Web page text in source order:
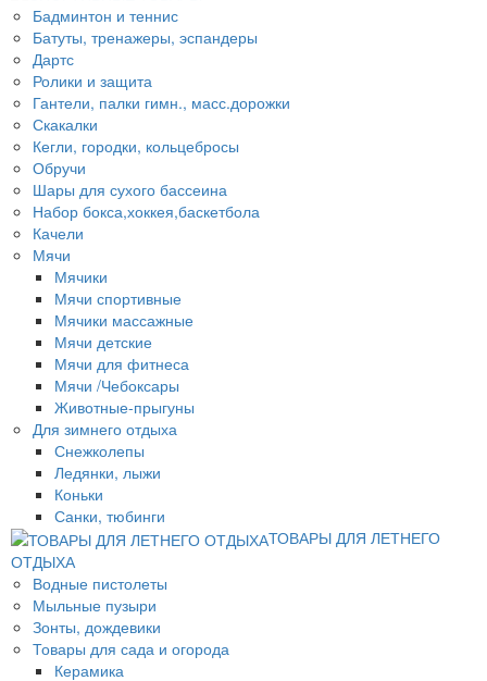
Бадминтон и теннис
Батуты, тренажеры, эспандеры
Дартс
Ролики и защита
Гантели, палки гимн., масс.дорожки
Скакалки
Кегли, городки, кольцебросы
Обручи
Шары для сухого бассеина
Набор бокса,хоккея,баскетбола
Качели
Мячи
Мячики
Мячи спортивные
Мячики массажные
Мячи детские
Мячи для фитнеса
Мячи /Чебоксары
Животные-прыгуны
Для зимнего отдыха
Снежколепы
Ледянки, лыжи
Коньки
Санки, тюбинги
ТОВАРЫ ДЛЯ ЛЕТНЕГО
ОТДЫХА
Водные пистолеты
Мыльные пузыри
Зонты, дождевики
Товары для сада и огорода
Керамика